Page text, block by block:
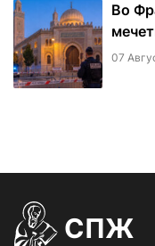
Во
07
СПЖ